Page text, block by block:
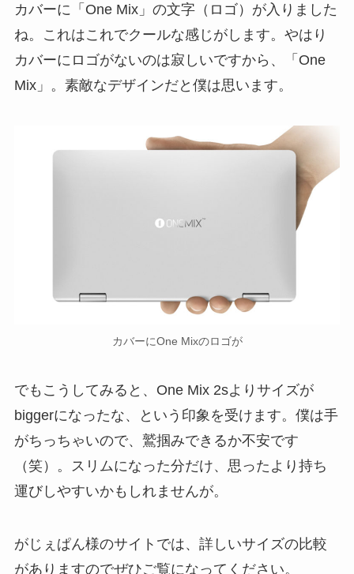
カバーに「One Mix」の文字（ロゴ）が入りました
ね。これはこれでクールな感じがします。やはり
カバーにロゴがないのは寂しいですから、「One
Mix」。素敵なデザインだと僕は思います。
カバーにOne Mixのロゴが
でもこうしてみると、One Mix 2sよりサイズが
biggerになったな、という印象を受けます。僕は手
がちっちゃいので、鷲掴みできるか不安です
（笑）。スリムになった分だけ、思ったより持ち
運びしやすいかもしれませんが。
がじぇぱん様のサイトでは、詳しいサイズの比較
がありますのでぜひご覧になってください。